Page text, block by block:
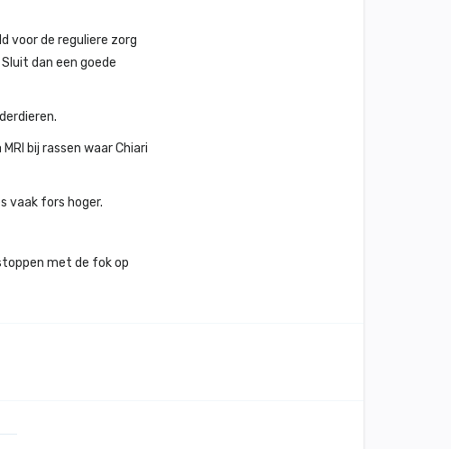
voor de reguliere zorg
dan een goede
bij rassen waar Chiari
vaak fors hoger.
met de fok op